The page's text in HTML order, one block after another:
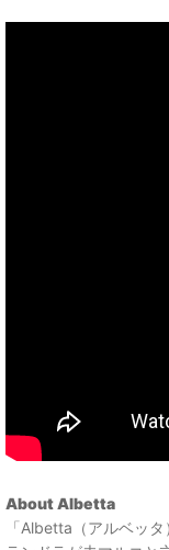
About Albetta
「Albetta（アルベッ